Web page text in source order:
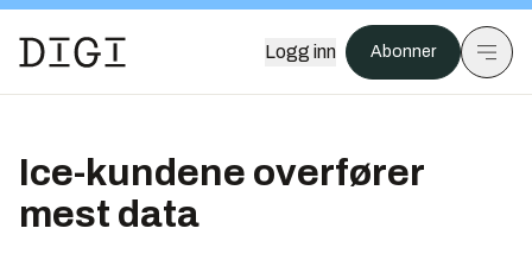
Logg inn Abonner
Ice-kundene overfører
mest data